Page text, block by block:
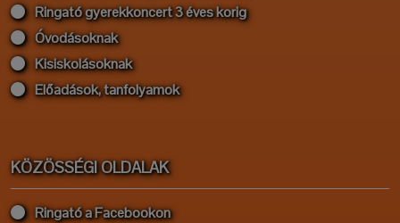
Ringató gyerekkoncert 3 éves korig
Óvodásoknak
Kisiskolásoknak
Előadások, tanfolyamok
KÖZÖSSÉGI OLDALAK
Ringató a Facebookon